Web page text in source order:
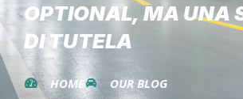
OPTIONAL, MA UNA
DI TUTELA
HOME OUR BLOG